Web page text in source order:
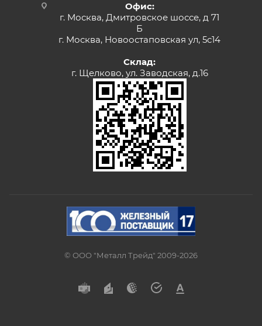
Офис:
г. Москва, Дмитровское шоссе, д 71
Б
г. Москва, Новоостаповская ул, 5с14
Склад:
г. Щелково, ул. Заводская, д.16
© ООО "Металл Трейд" 2009-2026